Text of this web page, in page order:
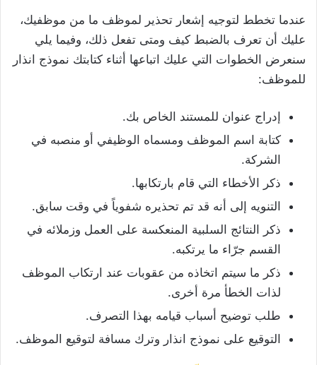
عندما تخطط لتوجيه إشعار تحذير لموظف ما من موظفيك،
عليك أن تعرف بالضبط كيف ومتى تفعل ذلك، وفيما يلي
سنعرض الخطوات التي عليك اتباعها أثناء كتابتك نموذج انذار
للموظف:
إدراج عنوان للمستند الخاص بك.
كتابة اسم الموظف ومسماه الوظيفي أو منصبه في
الشركة.
ذكر الأخطاء التي قام بارتكابها.
التنويه إلى أنه قد تم تحذيره شفوياً في وقت سابق.
ذكر النتائج السلبية المنعكسة على العمل وزملائه في
القسم جرّاء ما يرتكبه.
ذكر ما سيتم اتخاذه من عقوبات عند ارتكاب الموظف
لذات الخطأ مرة أخرى.
طلب توضيح أسباب قيامه بهذا التصرف.
التوقيع على نموذج انذار وترك مسافة لتوقيع الموظف.